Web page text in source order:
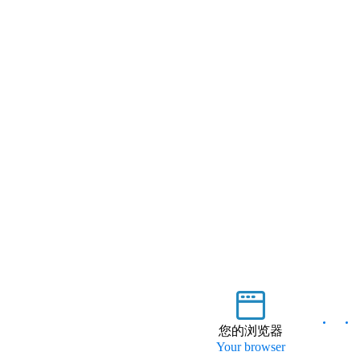
您的浏览器
Your browser